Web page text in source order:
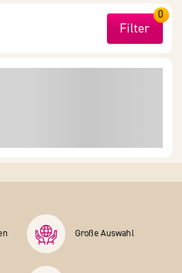
Filter
0
Große Auswahl